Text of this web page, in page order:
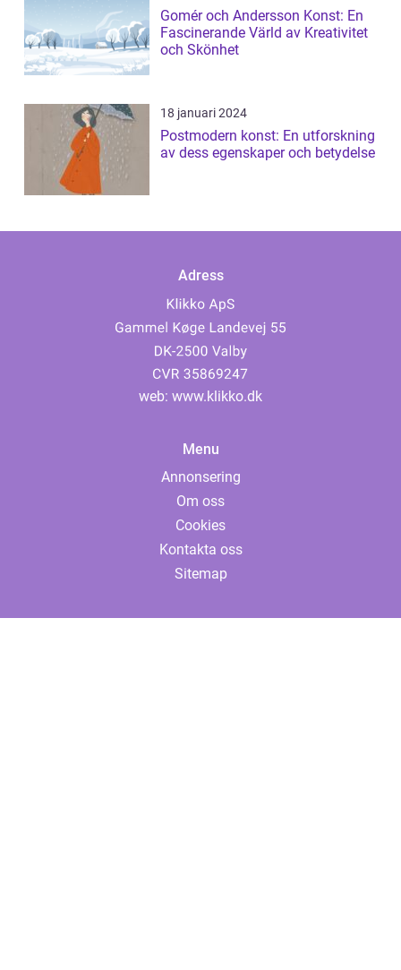
Gomér och Andersson Konst: En
Fascinerande Värld av Kreativitet
och Skönhet
18 januari 2024
Postmodern konst: En utforskning
av dess egenskaper och betydelse
Adress
web: www.klikko.dk
Menu
Annonsering
Om oss
Cookies
Kontakta oss
Sitemap